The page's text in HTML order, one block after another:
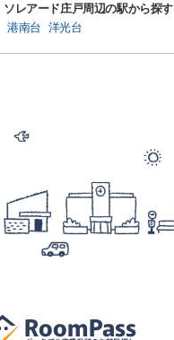
ソレアード庄戸周辺の駅から探す
港南台 洋光台
RoomPass